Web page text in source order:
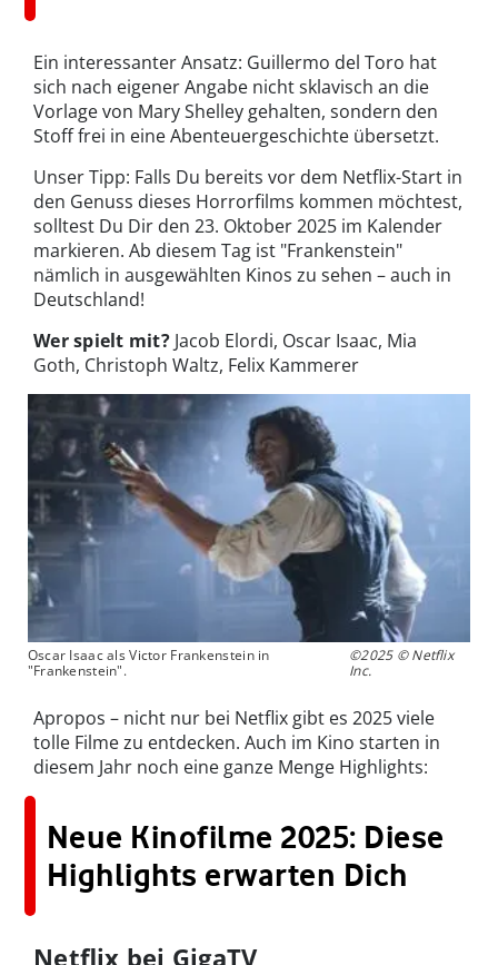
Ein interessanter Ansatz: Guillermo del Toro hat
sich nach eigener Angabe nicht sklavisch an die
Vorlage von Mary Shelley gehalten, sondern den
Stoff frei in eine Abenteuergeschichte übersetzt.
Unser Tipp: Falls Du bereits vor dem Netflix-Start in
den Genuss dieses Horrorfilms kommen möchtest,
solltest Du Dir den 23. Oktober 2025 im Kalender
markieren. Ab diesem Tag ist "Frankenstein"
nämlich in ausgewählten Kinos zu sehen – auch in
Deutschland!
Wer spielt mit?Jacob Elordi, Oscar Isaac, Mia
Goth, Christoph Waltz, Felix Kammerer
Oscar Isaac als Victor Frankenstein in
"Frankenstein".
©2025 © Netflix
Inc.
Apropos – nicht nur bei Netflix gibt es 2025 viele
tolle Filme zu entdecken. Auch im Kino starten in
diesem Jahr noch eine ganze Menge Highlights:
Neue Kinofilme 2025: Diese
Highlights erwarten Dich
Netflix bei GigaTV